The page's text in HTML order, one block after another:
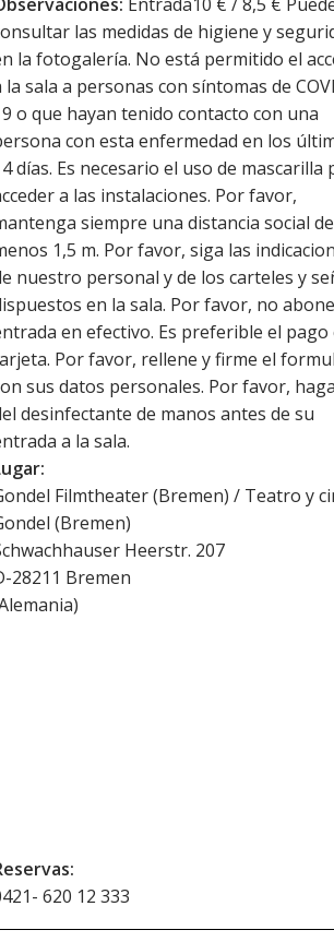
las medidas de higiene y
la fotogalería. No está permitido el
la sala a personas con síntomas de
o que hayan tenido contacto con una
con esta enfermedad en los
días. Es necesario el uso de mascarilla
a las instalaciones. Por favor,
siempre una distancia social
1,5 m. Por favor, siga las
nuestro personal y de los carteles y
en la sala. Por favor, no
en efectivo. Es preferible el pago
Por favor, rellene y firme el
sus datos personales. Por favor,
desinfectante de manos antes de su
a la sala.
Filmtheater (Bremen) / Teatro y
(Bremen)
Heerstr. 207
28211 Bremen
)
620 12 333